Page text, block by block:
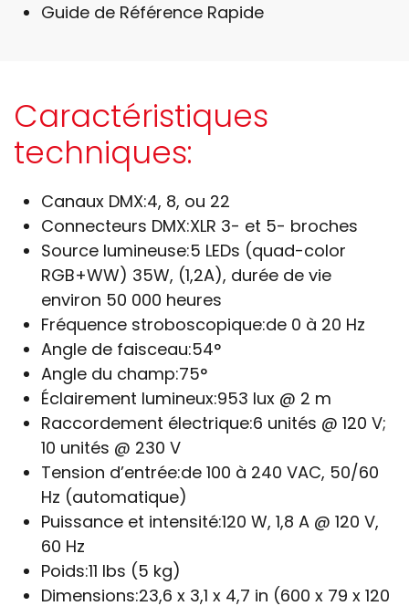
Guide de Référence Rapide
Caractéristiques
techniques:
Canaux DMX:4, 8, ou 22
Connecteurs DMX:XLR 3- et 5- broches
Source lumineuse:5 LEDs (quad-color
RGB+WW) 35W, (1,2A), durée de vie
environ 50 000 heures
Fréquence stroboscopique:de 0 à 20 Hz
Angle de faisceau:54°
Angle du champ:75°
Éclairement lumineux:953 lux @ 2 m
Raccordement électrique:6 unités @ 120 V;
10 unités @ 230 V
Tension d’entrée:de 100 à 240 VAC, 50/60
Hz (automatique)
Puissance et intensité:120 W, 1,8 A @ 120 V,
60 Hz
Poids:11 lbs (5 kg)
Dimensions:23,6 x 3,1 x 4,7 in (600 x 79 x 120